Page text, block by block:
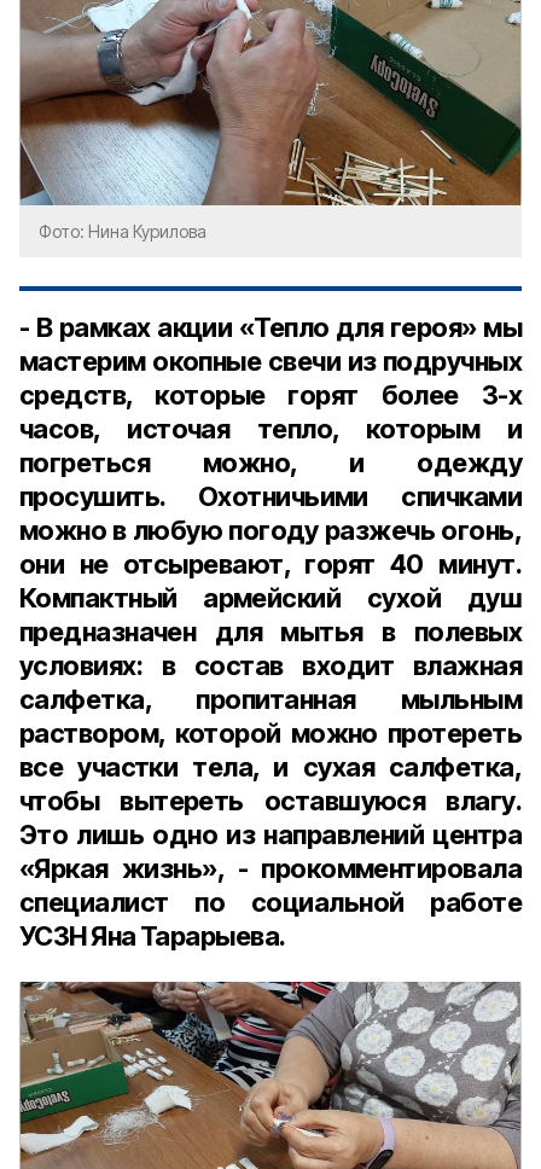
Фото: Нина Курилова
- В рамках акции «Тепло для героя» мы
мастерим окопные свечи из подручных
средств, которые горят более 3-х
часов, источая тепло, которым и
погреться можно, и одежду
просушить. Охотничьими спичками
можно в любую погоду разжечь огонь,
они не отсыревают, горят 40 минут.
Компактный армейский сухой душ
предназначен для мытья в полевых
условиях: в состав входит влажная
салфетка, пропитанная мыльным
раствором, которой можно протереть
все участки тела, и сухая салфетка,
чтобы вытереть оставшуюся влагу.
Это лишь одно из направлений центра
«Яркая жизнь», - прокомментировала
специалист по социальной работе
УСЗН Яна Тарарыева.